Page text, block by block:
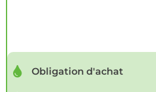
Obligation d'achat